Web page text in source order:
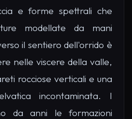
e forme spettrali che
modellate da mani
il sentiero dell'orrido è
nelle viscere della valle,
rocciose verticali e una
incontaminata. I
da anni le formazioni